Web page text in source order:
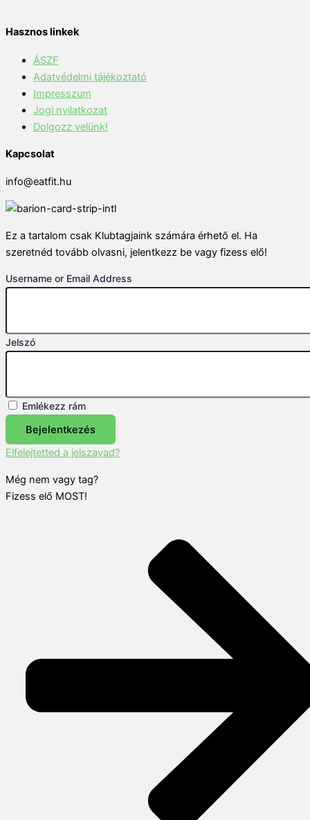
Hasznos linkek
ÁSZF
Adatvédelmi tájékoztató
Impresszum
Jogi nyilatkozat
Dolgozz velünk!
Kapcsolat
info@eatfit.hu
Ez a tartalom csak Klubtagjaink számára érhető el. Ha
szeretnéd tovább olvasni, jelentkezz be vagy fizess elő!
Username or Email Address
Jelszó
Emlékezz rám
Bejelentkezés
Elfelejtetted a jelszavad?
Még nem vagy tag?
Fizess elő MOST!